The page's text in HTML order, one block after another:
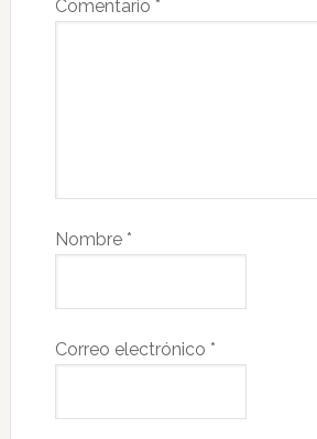
Comentario *
Nombre *
Correo electrónico *